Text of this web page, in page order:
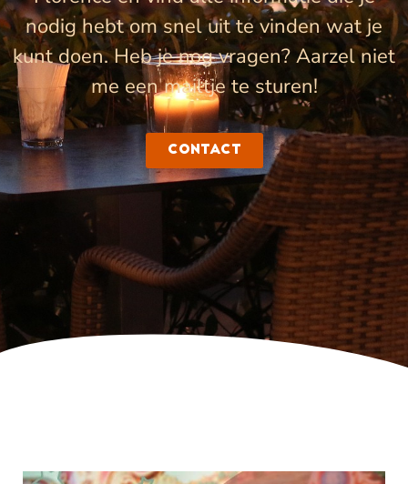
nodig hebt om snel uit te vinden wat je
kunt doen. Heb je nog vragen? Aarzel niet
me een mailtje te sturen!
Contact